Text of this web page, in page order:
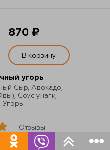
Отзывы
угорь
Сыр, Авокадо,
Соус унаги,
Угорь.
870 ₽
В корзину